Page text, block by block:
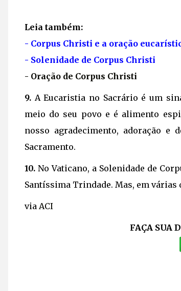
Leia também:
- Corpus Christi e a oração
- Solenidade de Corpus Christi
- Oração de Corpus Christi
9. A Eucaristia no Sacrário é um
meio do seu povo e é alimento
nosso agradecimento, adoração e
Sacramento.
10. No Vaticano, a Solenidade de
Santíssima Trindade. Mas, em
via ACI
FAÇA SUA